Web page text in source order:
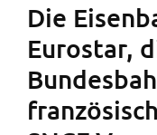
Die
Eurostar,